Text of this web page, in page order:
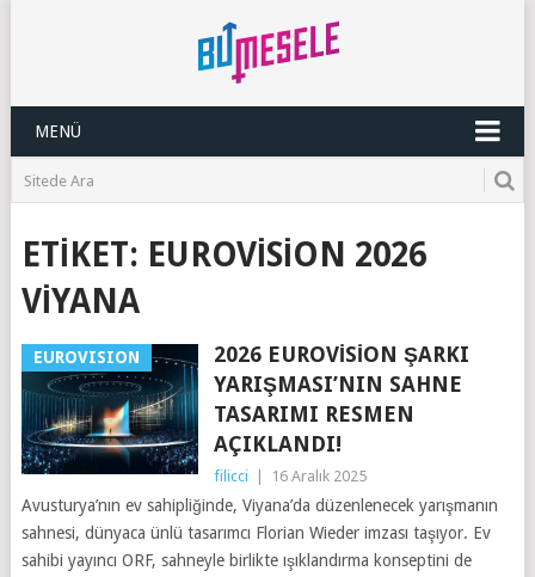
MENÜ
ETIKET: EUROVISION 2026
VIYANA
EUROVISION
2026 EUROVISION ŞARKI
YARIŞMASI’NIN SAHNE
TASARIMI RESMEN
AÇIKLANDI!
filicci 16 Aralık 2025
Avusturya’nın ev sahipliğinde, Viyana’da düzenlenecek yarışmanın
sahnesi, dünyaca ünlü tasarımcı Florian Wieder imzası taşıyor. Ev
sahibi yayıncı ORF, sahneyle birlikte ışıklandırma konseptini de